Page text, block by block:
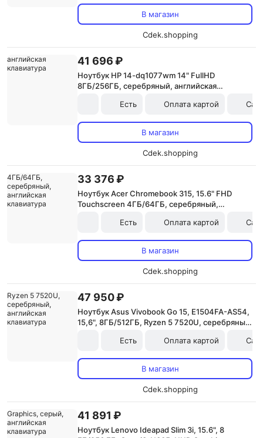
В магазин
Cdek.shopping
41 696 ₽
Ноутбук HP 14-dq1077wm 14" FullHD
8ГБ/256ГБ, серебряный, английская
Есть
Оплата картой
В магазин
Cdek.shopping
33 376 ₽
Ноутбук Acer Chromebook 315, 15.6" FHD
Touchscreen 4ГБ/64ГБ, серебряный,
Есть
Оплата картой
В магазин
Cdek.shopping
47 950 ₽
Ноутбук Asus Vivobook Go 15, E1504FA-AS54,
15,6", 8ГБ/512ГБ, Ryzen 5 7520U, серебряный,
Есть
Оплата картой
В магазин
Cdek.shopping
41 891 ₽
Ноутбук Lenovo Ideapad Slim 3i, 15.6", 8